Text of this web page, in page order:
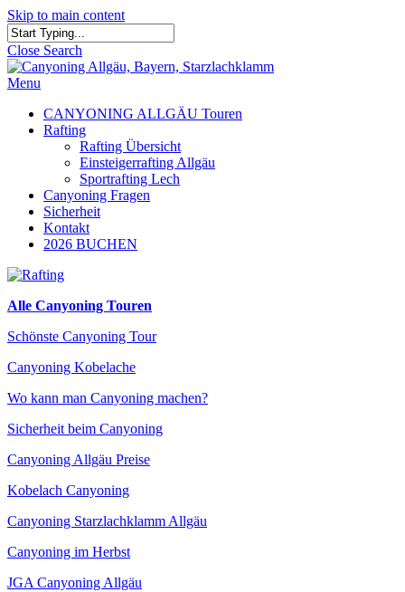
Skip to main content
Close Search
Menu
CANYONING ALLGÄU Touren
Rafting
Rafting Übersicht
Einsteigerrafting Allgäu
Sportrafting Lech
Canyoning Fragen
Sicherheit
Kontakt
2026 BUCHEN
Alle Canyoning Touren
Schönste Canyoning Tour
Canyoning Kobelache
Wo kann man Canyoning machen?
Sicherheit beim Canyoning
Canyoning Allgäu Preise
Kobelach Canyoning
Canyoning Starzlachklamm Allgäu
Canyoning im Herbst
JGA Canyoning Allgäu